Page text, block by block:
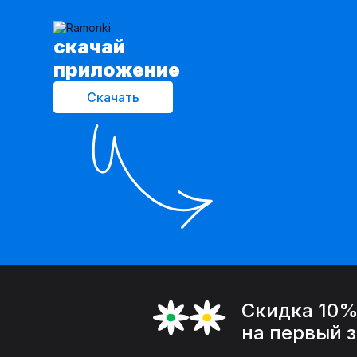
cкачай
приложение
Скачать
Скидка 10%
на первый